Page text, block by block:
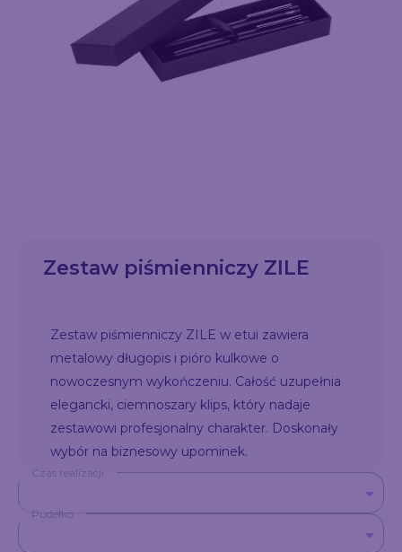
Zestaw piśmienniczy ZILE
Zestaw piśmienniczy ZILE w etui zawiera
metalowy długopis i pióro kulkowe o
nowoczesnym wykończeniu. Całość uzupełnia
elegancki, ciemnoszary klips, który nadaje
zestawowi profesjonalny charakter. Doskonały
wybór na biznesowy upominek.
Czas realizacji
Pudełko